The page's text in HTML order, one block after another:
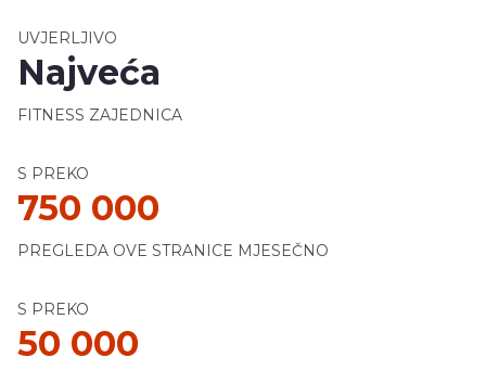
UVJERLJIVO
Najveća
FITNESS ZAJEDNICA
S PREKO
750 000
PREGLEDA OVE STRANICE MJESEČNO
S PREKO
50 000